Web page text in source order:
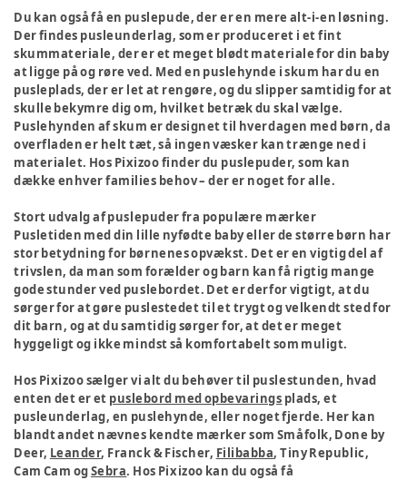
Du kan også få en puslepude, der er en mere alt-i-en løsning.
Der findes pusleunderlag, som er produceret i et fint
skummateriale, der er et meget blødt materiale for din baby
at ligge på og røre ved. Med en puslehynde i skum har du en
pusleplads, der er let at rengøre, og du slipper samtidig for at
skulle bekymre dig om, hvilket betræk du skal vælge.
Puslehynden af skum er designet til hverdagen med børn, da
overfladen er helt tæt, så ingen væsker kan trænge ned i
materialet. Hos Pixizoo finder du puslepuder, som kan
dække enhver families behov – der er noget for alle.
Stort udvalg af puslepuder fra populære mærker
Pusletiden med din lille nyfødte baby eller de større børn har
stor betydning for børnenes opvækst. Det er en vigtig del af
trivslen, da man som forælder og barn kan få rigtig mange
gode stunder ved puslebordet. Det er derfor vigtigt, at du
sørger for at gøre puslestedet til et trygt og velkendt sted for
dit barn, og at du samtidig sørger for, at det er meget
hyggeligt og ikke mindst så komfortabelt som muligt.
Hos Pixizoo sælger vi alt du behøver til puslestunden, hvad
enten det er et puslebord med opbevarings plads, et
pusleunderlag, en puslehynde, eller noget fjerde. Her kan
blandt andet nævnes kendte mærker som Småfolk, Done by
Deer, Leander, Franck & Fischer, Filibabba, Tiny Republic,
Cam Cam ogSebra. Hos Pixizoo kan du også få